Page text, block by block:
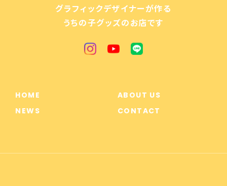
グラフィックデザイナーが作る
うちの子グッズのお店です
HOME
ABOUT US
NEWS
CONTACT